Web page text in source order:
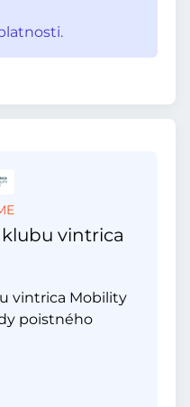
vintrica
vintrica Mobility
poistného